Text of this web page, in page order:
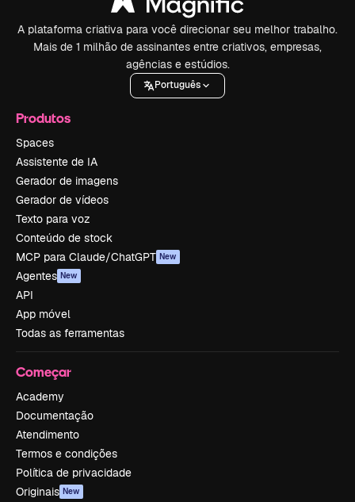
A plataforma criativa para você direcionar seu melhor trabalho.
Mais de 1 milhão de assinantes entre criativos, empresas,
agências e estúdios.
Português
Produtos
Spaces
Assistente de IA
Gerador de imagens
Gerador de vídeos
Texto para voz
Conteúdo de stock
MCP para Claude/ChatGPT New
Agentes New
API
App móvel
Todas as ferramentas
Começar
Academy
Documentação
Atendimento
Termos e condições
Política de privacidade
Originais New